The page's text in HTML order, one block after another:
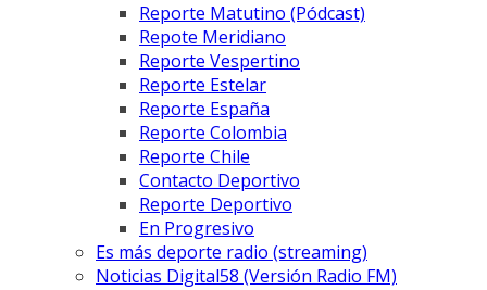
Reporte Matutino (Pódcast)
Repote Meridiano
Reporte Vespertino
Reporte Estelar
Reporte España
Reporte Colombia
Reporte Chile
Contacto Deportivo
Reporte Deportivo
En Progresivo
Es más deporte radio (streaming)
Noticias Digital58 (Versión Radio FM)